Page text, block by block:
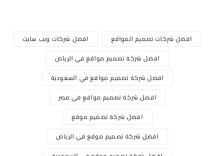
افضل شركات تصميم المواقع
افضل شركات ويب سايت
افضل شركة تصميم مواقع في الرياض
افضل شركة تصميم مواقع في السعودية
افضل شركة تصميم مواقع في مصر
افضل شركة تصميم موقع
افضل شركة تصميم موقع في الرياض